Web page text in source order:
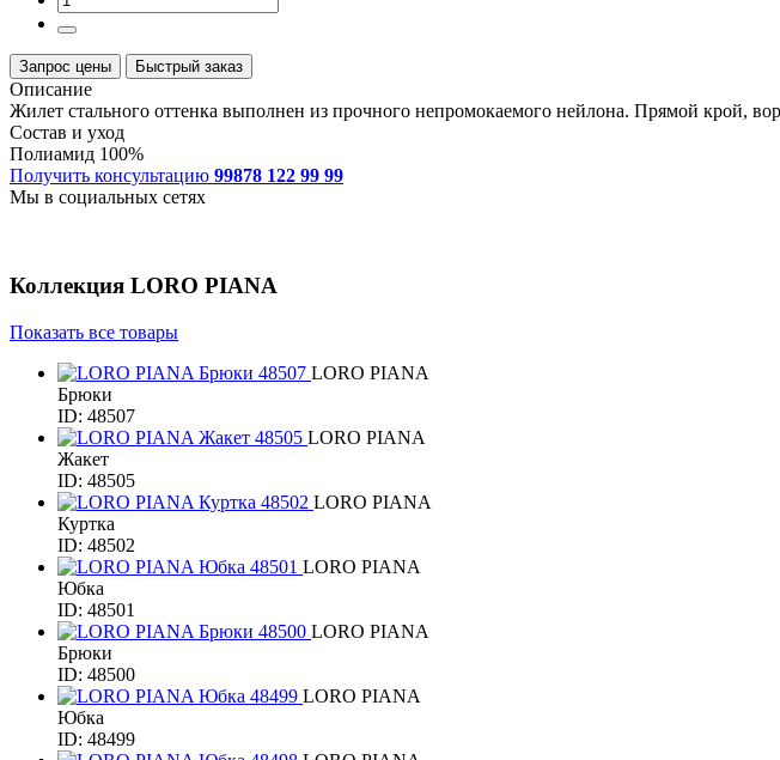
Запрос цены Быстрый заказ
Описание
Жилет стального оттенка выполнен из прочного непромокаемого нейлона. Прямой крой,
Состав и уход
Полиамид 100%
Получить консультацию 99878 122 99 99
Мы в социальных сетях
Коллекция LORO PIANA
Показать все товары
LORO PIANA
Брюки
ID: 48507
LORO PIANA
Жакет
ID: 48505
LORO PIANA
Куртка
ID: 48502
LORO PIANA
Юбка
ID: 48501
LORO PIANA
Брюки
ID: 48500
LORO PIANA
Юбка
ID: 48499